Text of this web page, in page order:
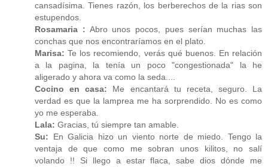
cansadísima. Tienes razón, los berberechos de la rias son
estupendos.
Rosamaria : Abro unos pocos, pues serían muchas las
conchas que nos encontraríamos en el plato.
Marisa:Te los recomiendo, verás qué buenos. En relación
a la pagina, la tenía un poco "congestionada" la he
aligerado y ahora va como la seda....
Cocino en casa: Me encantará tu receta, seguro. La
verdad es que la lamprea me ha sorprendido. No es como
yo me esperaba.
Lala: Gracias, tú siempre tan amable.
Su: En Galicia hizo un viento norte de miedo. Tengo la
ventaja de que como me sobran unos kilitos, no salí
volando !! Si llego a estar flaca, sabe dios dónde me